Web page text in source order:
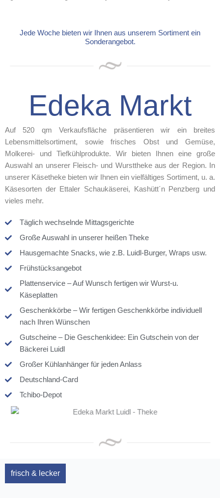
Jede Woche bieten wir Ihnen aus unserem Sortiment ein
Sonderangebot.
Edeka Markt
Auf 520 qm Verkaufsfläche präsentieren wir ein breites
Lebensmittelsortiment, sowie frisches Obst und Gemüse,
Molkerei- und Tiefkühlprodukte. Wir bieten Ihnen eine große
Auswahl an unserer Fleisch- und Wursttheke aus der Region. In
unserer Käsetheke bieten wir Ihnen ein vielfältiges Sortiment, u. a.
Käsesorten der Ettaler Schaukäserei, Kashütt´n Penzberg und
vieles mehr.
Täglich wechselnde Mittagsgerichte
Große Auswahl in unserer heißen Theke
Hausgemachte Snacks, wie z.B. Luidl-Burger, Wraps usw.
Frühstücksangebot
Plattenservice – Auf Wunsch fertigen wir Wurst-u.
Käseplatten
Geschenkkörbe – Wir fertigen Geschenkkörbe individuell
nach Ihren Wünschen
Gutscheine – Die Geschenkidee: Ein Gutschein von der
Bäckerei Luidl
Großer Kühlanhänger für jeden Anlass
Deutschland-Card
Tchibo-Depot
frisch & lecker